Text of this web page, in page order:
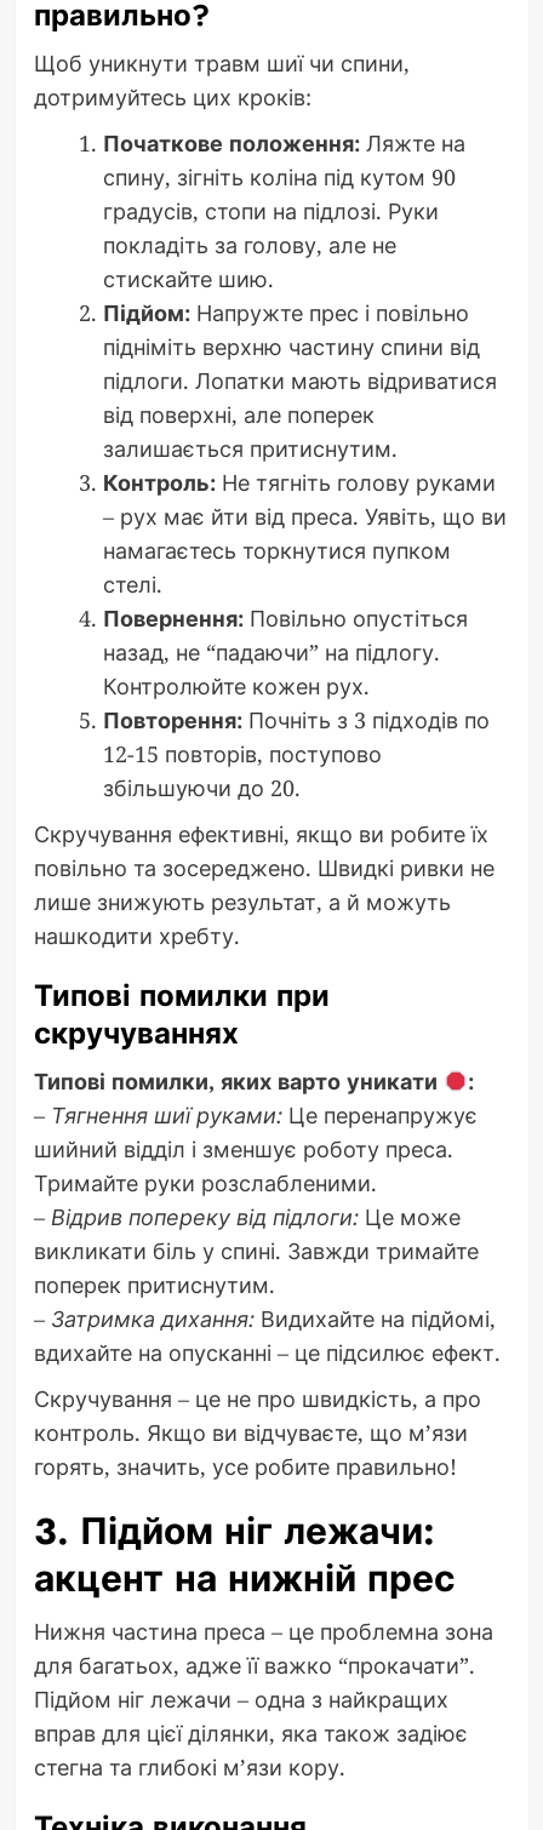
правильно?
Щоб уникнути травм шиї чи спини,
дотримуйтесь цих кроків:
Початкове положення:Ляжте на
спину, зігніть коліна під кутом 90
градусів, стопи на підлозі. Руки
покладіть за голову, але не
стискайте шию.
Підйом:Напружте прес і повільно
підніміть верхню частину спини від
підлоги. Лопатки мають відриватися
від поверхні, але поперек
залишається притиснутим.
Контроль:Не тягніть голову руками
– рух має йти від преса. Уявіть, що ви
намагаєтесь торкнутися пупком
стелі.
Повернення:Повільно опустіться
назад, не “падаючи” на підлогу.
Контролюйте кожен рух.
Повторення:Почніть з 3 підходів по
12-15 повторів, поступово
збільшуючи до 20.
Скручування ефективні, якщо ви робите їх
повільно та зосереджено. Швидкі ривки не
лише знижують результат, а й можуть
нашкодити хребту.
Типові помилки при
скручуваннях
Типові помилки, яких варто уникати
:
– Тягнення шиї руками:Це перенапружує
шийний відділ і зменшує роботу преса.
Тримайте руки розслабленими.
– Відрив попереку від підлоги:Це може
викликати біль у спині. Завжди тримайте
поперек притиснутим.
– Затримка дихання:Видихайте на підйомі,
вдихайте на опусканні – це підсилює ефект.
Скручування – це не про швидкість, а про
контроль. Якщо ви відчуваєте, що м’язи
горять, значить, усе робите правильно!
3. Підйом ніг лежачи:
акцент на нижній прес
Нижня частина преса – це проблемна зона
для багатьох, адже її важко “прокачати”.
Підйом ніг лежачи – одна з найкращих
вправ для цієї ділянки, яка також задіює
стегна та глибокі м’язи кору.